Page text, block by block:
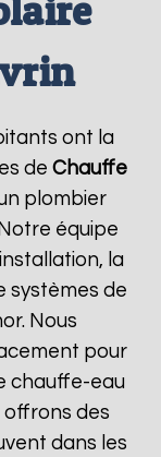
ont la
de Chauffe
plombier
équipe
la
systèmes de
Nous
pour
chauffe-eau
offrons des
dans les